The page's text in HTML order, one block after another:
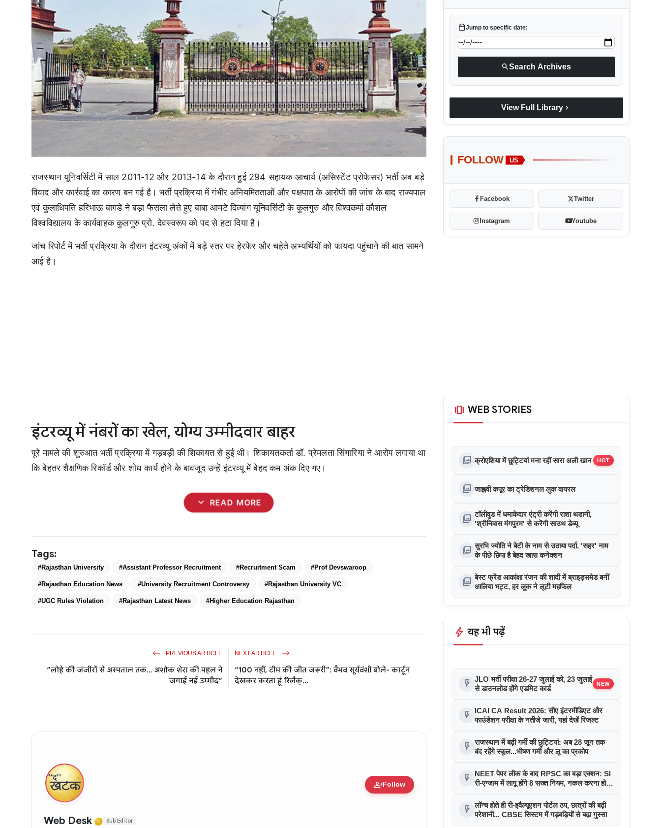
राजस्थान यूनिवर्सिटी में साल 2011-12 और 2013-14 के दौरान हुई 294 सहायक आचार्य (असिस्टेंट प्रोफेसर) भर्ती अब बड़े
विवाद और कार्रवाई का कारण बन गई है। भर्ती प्रक्रिया में गंभीर अनियमितताओं और पक्षपात के आरोपों की जांच के बाद राज्यपाल
एवं कुलाधिपति हरिभाऊ बागडे ने बड़ा फैसला लेते हुए बाबा आमटे दिव्यांग यूनिवर्सिटी के कुलगुरु और विश्वकर्मा कौशल
विश्वविद्यालय के कार्यवाहक कुलगुरु प्रो. देवस्वरूप को पद से हटा दिया है।
जांच रिपोर्ट में भर्ती प्रक्रिया के दौरान इंटरव्यू अंकों में बड़े स्तर पर हेरफेर और चहेते अभ्यर्थियों को फायदा पहुंचाने की बात सामने
आई है।
इंटरव्यू में नंबरों का खेल, योग्य उम्मीदवार बाहर
पूरे मामले की शुरुआत भर्ती प्रक्रिया में गड़बड़ी की शिकायत से हुई थी। शिकायतकर्ता डॉ. प्रेमलता सिंगारिया ने आरोप लगाया था
कि बेहतर शैक्षणिक रिकॉर्ड और शोध कार्य होने के बावजूद उन्हें इंटरव्यू में बेहद कम अंक दिए गए।
expand_more READ MORE
Tags:
#Rajasthan University #Assistant Professor Recruitment #Recruitment Scam #Prof Devswaroop
#Rajasthan Education News #University Recruitment Controversy #Rajasthan University VC
#UGC Rules Violation #Rajasthan Latest News #Higher Education Rajasthan
PREVIOUS ARTICLE
“लोहे की जंजीरों से अस्पताल तक… अशोक शेरा की पहल ने
जगाई नई उम्मीद”
NEXT ARTICLE
“100 नहीं, टीम की जीत जरूरी”: वैभव सूर्यवंशी बोले- कार्टून
देखकर करता हूं रिलैक्...
person_addFollow
Web Desk Verified Media or Organization • 11 Jun, 2026
Sub Editor
calendar_todayJump to specific date:
searchSearch Archives
View Full Library chevron_right
FOLLOW US
Facebook Twitter
Instagram Youtube
amp_stories WEB STORIES
photo_library क्रोएशिया में छुट्टियां मना रहीं सारा अली खान HOT
photo_library जाह्नवी कपूर का ट्रेडिशनल लुक वायरल
photo_library टॉलीवुड में धमाकेदार एंट्री करेंगी राशा थडानी,
'श्रीनिवास मंगपुरम' से करेंगी साउथ डेब्यू
photo_library सुरभि ज्योति ने बेटी के नाम से उठाया पर्दा, 'सहर' नाम
के पीछे छिपा है बेहद खास कनेक्शन
photo_library बेस्ट फ्रेंड आकांक्षा रंजन की शादी में ब्राइड्समेड बनीं
आलिया भट्ट, हर लुक ने लूटी महफिल
bolt यह भी पढ़ें
flash_on JLO भर्ती परीक्षा 26-27 जुलाई को, 23 जुलाई
से डाउनलोड होंगे एडमिट कार्ड
NEW
flash_on
ICAI CA Result 2026: सीए इंटरमीडिएट और
फाउंडेशन परीक्षा के नतीजे जारी, यहां देखें रिजल्ट
flash_on राजस्थान में बढ़ी गर्मी की छुट्टियां: अब 28 जून तक
बंद रहेंगे स्कूल...भीषण गर्मी और लू का प्रकोप
flash_on
NEET पेपर लीक के बाद RPSC का बड़ा एक्शन: SI
री-एग्जाम में लागू होंगे 8 सख्त नियम, नकल करना होगा
flash_on लॉन्च होते ही री-इवैल्यूएशन पोर्टल ठप, छात्रों की बढ़ी
परेशानी... CBSE सिस्टम में गड़बड़ियों से बढ़ा गुस्सा